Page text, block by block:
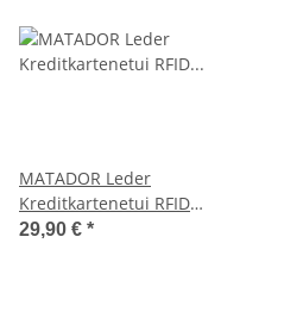
MATADOR Leder
Kreditkartenetui RFID
Kreditkartenhülle Hell-
29,90 € *